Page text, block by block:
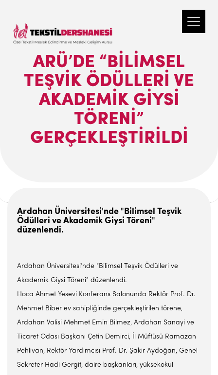
ARÜ’DE “BILIMSEL
TEŞVIK ÖDÜLLERI VE
AKADEMIK GIYSI
TÖRENI”
GERÇEKLEŞTIRILDI
Ardahan Üniversitesi'nde "Bilimsel Teşvik
Ödülleri ve Akademik Giysi Töreni"
düzenlendi.
Ardahan Üniversitesi’nde “Bilimsel Teşvik Ödülleri ve
Akademik Giysi Töreni” düzenlendi.
Hoca Ahmet Yesevi Konferans Salonunda Rektör Prof. Dr.
Mehmet Biber ev sahipliğinde gerçekleştirilen törene,
Ardahan Valisi Mehmet Emin Bilmez, Ardahan Sanayi ve
Ticaret Odası Başkanı Çetin Demirci, İl Müftüsü Ramazan
Pehlivan, Rektör Yardımcısı Prof. Dr. Şakir Aydoğan, Genel
Sekreter Hadi Gergit, daire başkanları, yüksekokul